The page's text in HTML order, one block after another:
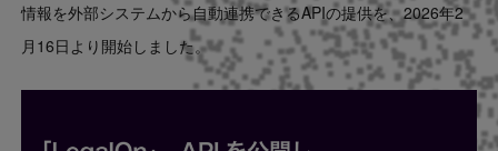
情報を外部システムから自動連携できるAPIの提供を、2026年2
月16日より開始しました。